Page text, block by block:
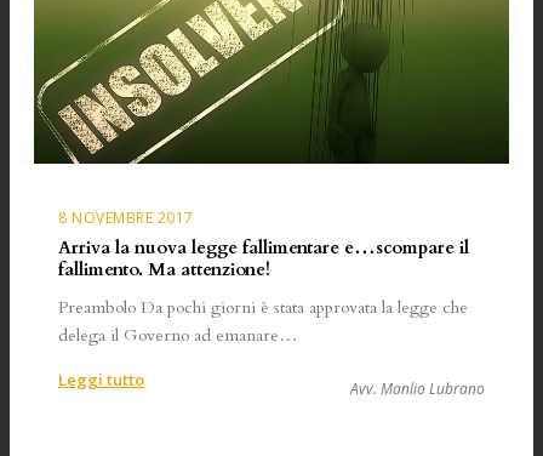
e…
scompare
il
fallimento.
Una
sola
tutti,
forse.
8 NOVEMBRE 2017
Arriva la nuova legge fallimentare e…scompare il
fallimento. Ma attenzione!
Preambolo Da pochi giorni è stata approvata la legge che
delega il Governo ad emanare…
Leggi tutto:
Avv. Manlio Lubrano